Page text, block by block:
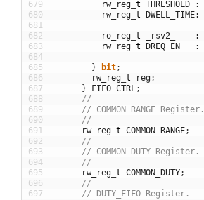
679
680
681
682
683
684
685
686
687
688
689
690
691
692
693
694
695
696
697
rw_reg t THRESHOLD :
rw_reg t DWELL_TIME:
ro_reg t _rsv2_ :
rw_reg t DREQ_EN :
}
bit;
rw_reg t reg;
}
FIFO_CTRL;
//
// COMMON_RANGE Register.
//
rw_reg t COMMON_RANGE;
//
// COMMON_DUTY Register.
//
rw_reg t COMMON_DUTY;
//
// DUTY_FIFO Register.